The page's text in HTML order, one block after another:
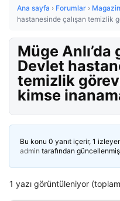
Ana sayfa › Forumlar › Magazin
hastanesinde çalışan temizlik
Müge
Devlet
temizlik
kimse
Bu konu 0 yanıt içerir, 1
admin tarafından
1 yazı görüntüleniyor